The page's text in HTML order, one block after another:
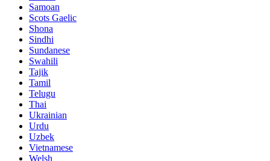
Samoan
Scots Gaelic
Shona
Sindhi
Sundanese
Swahili
Tajik
Tamil
Telugu
Thai
Ukrainian
Urdu
Uzbek
Vietnamese
Welsh